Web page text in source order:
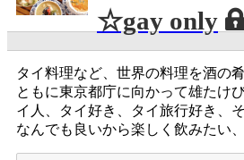
☆gay only
タイ料理など、世界の料理を酒の
ともに東京都庁に向かって雄たけ
イ人、タイ好き、タイ旅行好き、
なんでも良いから楽しく飲みたい